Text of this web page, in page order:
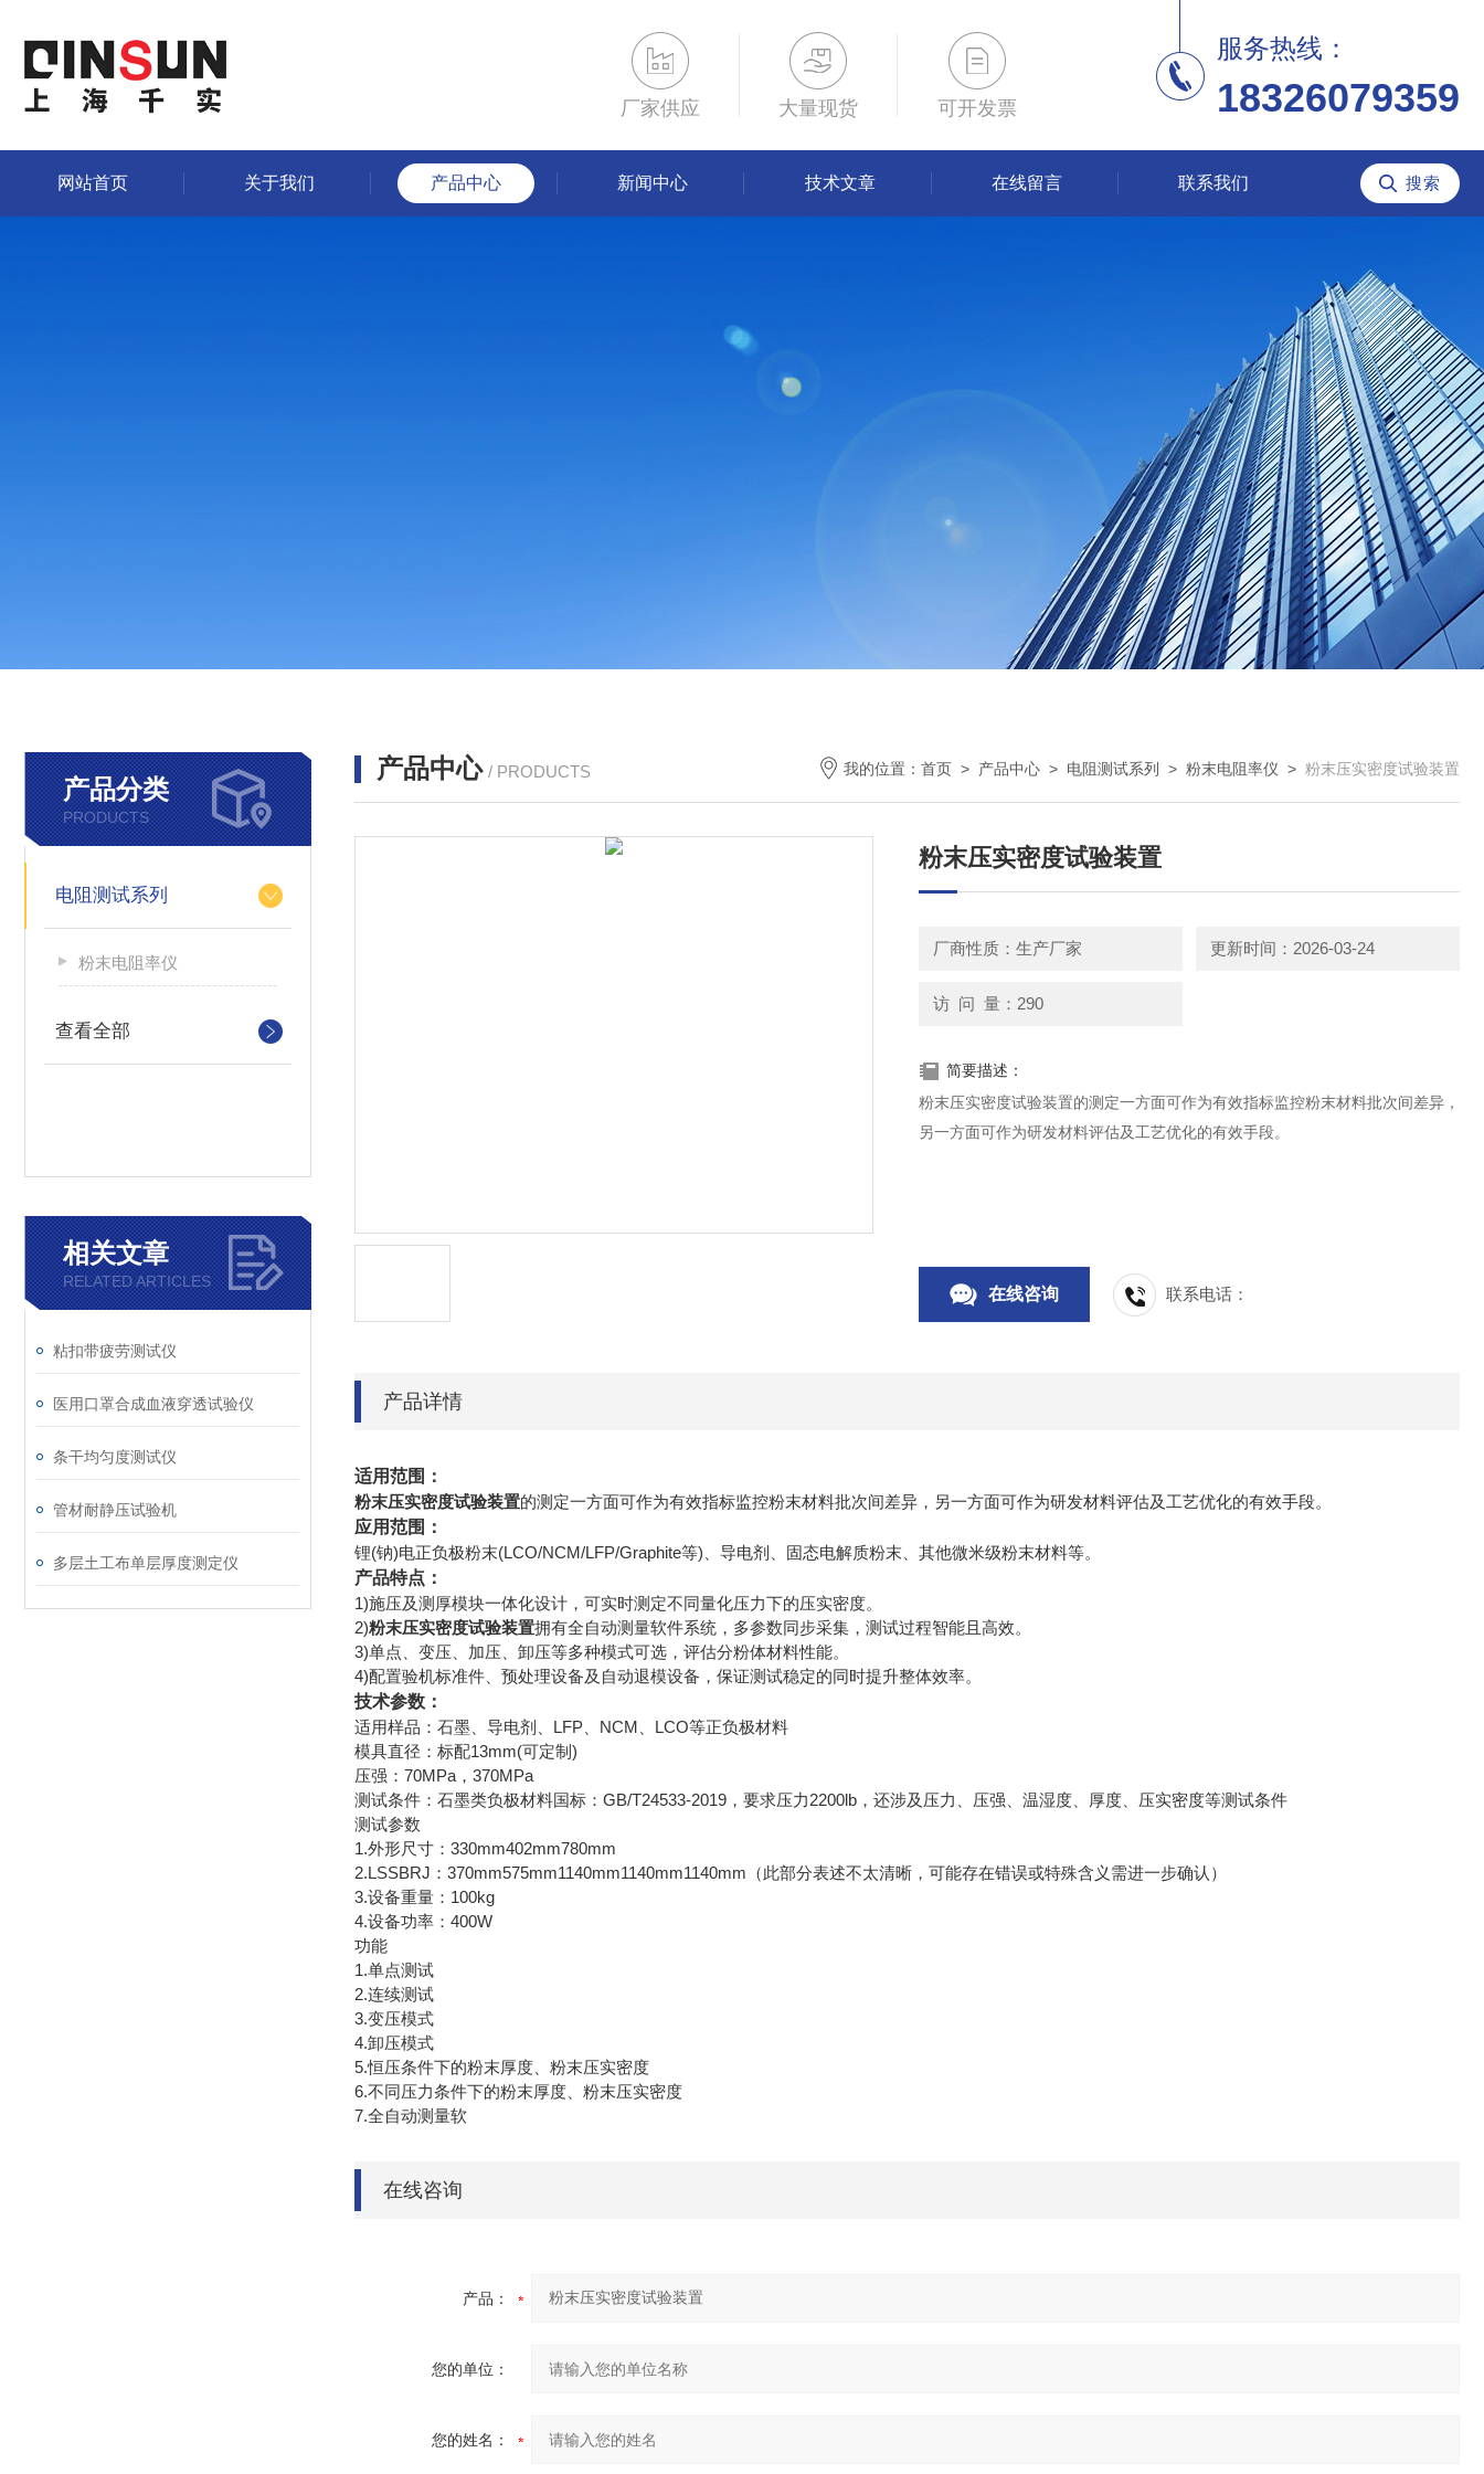
厂家供应 大量现货 可开发票
服务热线：
18326079359
网站首页 关于我们 产品中心 新闻中心 技术文章 在线留言 联系我们
产品分类
PRODUCTS
电阻测试系列
粉末电阻率仪
查看全部
相关文章
RELATED ARTICLES
粘扣带疲劳测试仪
医用口罩合成血液穿透试验仪
条干均匀度测试仪
管材耐静压试验机
多层土工布单层厚度测定仪
产品中心 / PRODUCTS 我的位置： 首页 > 产品中心 > 电阻测试系列 > 粉末电阻率仪 > 粉末压实密度试验装置
粉末压实密度试验装置
厂商性质：生产厂家 更新时间：2026-03-24
访 问 量：290
简要描述：
粉末压实密度试验装置的测定一方面可作为有效指标监控粉末材料批次间差异，
另一方面可作为研发材料评估及工艺优化的有效手段。
在线咨询 联系电话：
产品详情
适用范围：
粉末压实密度试验装置的测定一方面可作为有效指标监控粉末材料批次间差异，另一方面可作为研发材料评估及工艺优化的有效手段。
应用范围：
锂(钠)电正负极粉末(LCO/NCM/LFP/Graphite等)、导电剂、固态电解质粉末、其他微米级粉末材料等。
产品特点：
1)施压及测厚模块一体化设计，可实时测定不同量化压力下的压实密度。
2)粉末压实密度试验装置拥有全自动测量软件系统，多参数同步采集，测试过程智能且高效。
3)单点、变压、加压、卸压等多种模式可选，评估分粉体材料性能。
4)配置验机标准件、预处理设备及自动退模设备，保证测试稳定的同时提升整体效率。
技术参数：
适用样品：石墨、导电剂、LFP、NCM、LCO等正负极材料
模具直径：标配13mm(可定制)
压强：70MPa，370MPa
测试条件：石墨类负极材料国标：GB/T24533-2019，要求压力2200lb，还涉及压力、压强、温湿度、厚度、压实密度等测试条件
测试参数
1.外形尺寸：330mm402mm780mm
2.LSSBRJ：370mm575mm1140mm1140mm1140mm（此部分表述不太清晰，可能存在错误或特殊含义需进一步确认）
3.设备重量：100kg
4.设备功率：400W
功能
1.单点测试
2.连续测试
3.变压模式
4.卸压模式
5.恒压条件下的粉末厚度、粉末压实密度
6.不同压力条件下的粉末厚度、粉末压实密度
7.全自动测量软
在线咨询
产品：
您的单位：
您的姓名：